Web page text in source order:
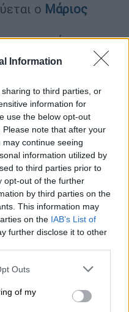
Information
to third parties, or
information for
use the below opt-out
note that after your
continue seeing
information utilized by
to third parties prior to
opt-out of the further
by third parties on the
This information may
on the IAB’s List of
further disclose it to other
one or more Google
You may click to
its third-party tags to
Outs
of my
ο Μάριος
στο οποίο
να τραυματιστεί.
ως «δούρειος
του πλανήτη
του
Λυκαβηττού
η
εταιρεία